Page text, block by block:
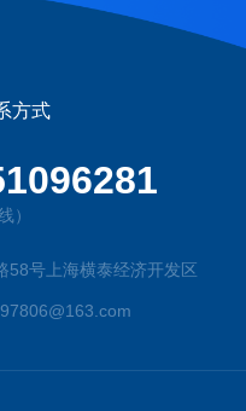
方式
）
58号上海横泰经济开发区